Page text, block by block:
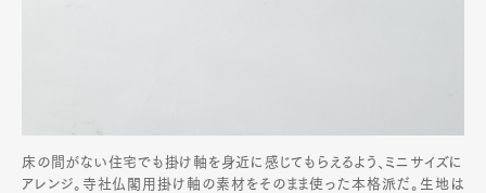
床の間がない住宅でも掛け軸を身近に感じてもらえるよう、ミニサイズに
アレンジ。寺社仏閣用掛け軸の素材をそのまま使った本格派だ。生地は